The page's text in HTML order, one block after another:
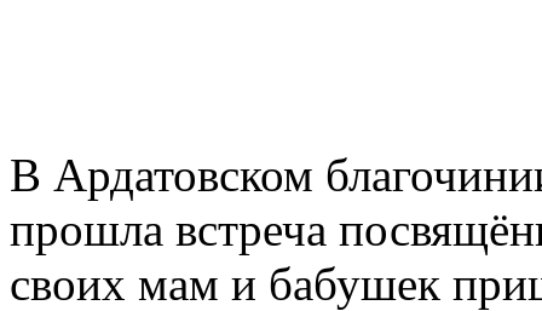
В Ардатовском
прошла встреча
своих мам и бабушек